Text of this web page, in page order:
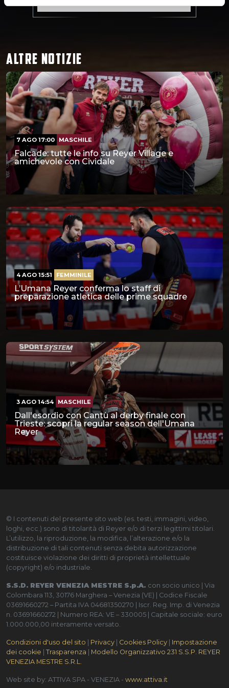
ALTRE NOTIZIE
Falcade: tutte le info su Reyer Village e
amichevole con Cividale
7 AGO 17:00 MASCHILE
L’Umana Reyer conferma lo staff di
preparazione atletica delle prime squadre
4 AGO 15:51 FEMMINILE
Dall'esordio con Cantù al derby finale con
Trieste: scopri la regular season dell'Umana
Reyer
3 AGO 14:54 MASCHILE
© I contenuti del presente sito web (es. testi, immagini, video,
loghi, ecc.) sono di titolarità di Reyer e/o di terzi legittimi titolari.
L’utilizzo, la riproduzione, la modifica, l’alterazione e/o la
distribuzione di tali contenuti senza debita autorizzazione
costituisce violazione dei diritti di proprietà intellettuale
(copyright) e/o industriale.
S.S.D. REYER VENEZIA MESTRE S.p.A. con socio unico | Via
Colombara 113, 30176 Marghera – Venezia (VE) | Codice Fiscale
03691660272 – Partita IVA 04681350270 | Iscr. Reg. Imp. di Venezia
n. 03691660272 | Numero REA: VE – 330005 | Capitale sociale: euro
1.000.000,00 interamente versato.
Condizioni d'uso del sito | Privacy | Cookies Policy | Impostazione
dei cookie | Trasparenza | Modello Organizzativo 231 S.S.P. REYER
VENEZIA MESTRE S.R.L.
Web site by: ATTIVA SPA - VENEZIA - www.attiva.it